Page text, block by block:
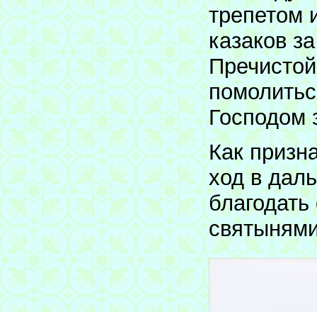
трепетом
казаков
Господом
Как
ход в